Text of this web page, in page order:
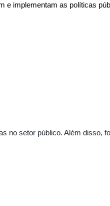
e implementam as políticas
setor público. Além disso,